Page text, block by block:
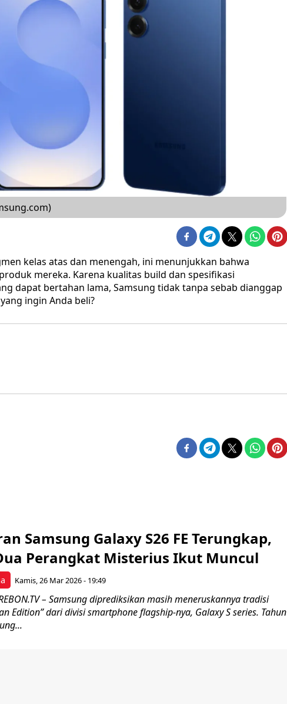
kelas atas dan menengah, ini menunjukkan bahwa
mereka. Karena kualitas build dan spesifikasi
dapat bertahan lama, Samsung tidak tanpa sebab dianggap
ingin Anda beli?
Samsung Galaxy S26 FE Terungkap,
Perangkat Misterius Ikut Muncul
Kamis, 26 Mar 2026 - 19:49
– Samsung diprediksikan masih meneruskannya tradisi
Edition” dari divisi smartphone flagship-nya, Galaxy S series. Tahun